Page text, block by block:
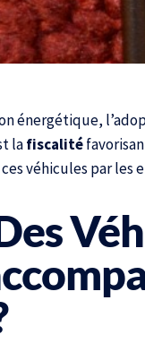
énergétique,
lafiscalité
véhicules par les